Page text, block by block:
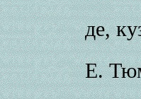
де,
Е.